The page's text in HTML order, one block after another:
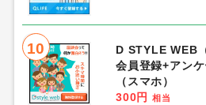
10
D STYLE WEB
会員登録+アン
（スマホ）
300円
相当